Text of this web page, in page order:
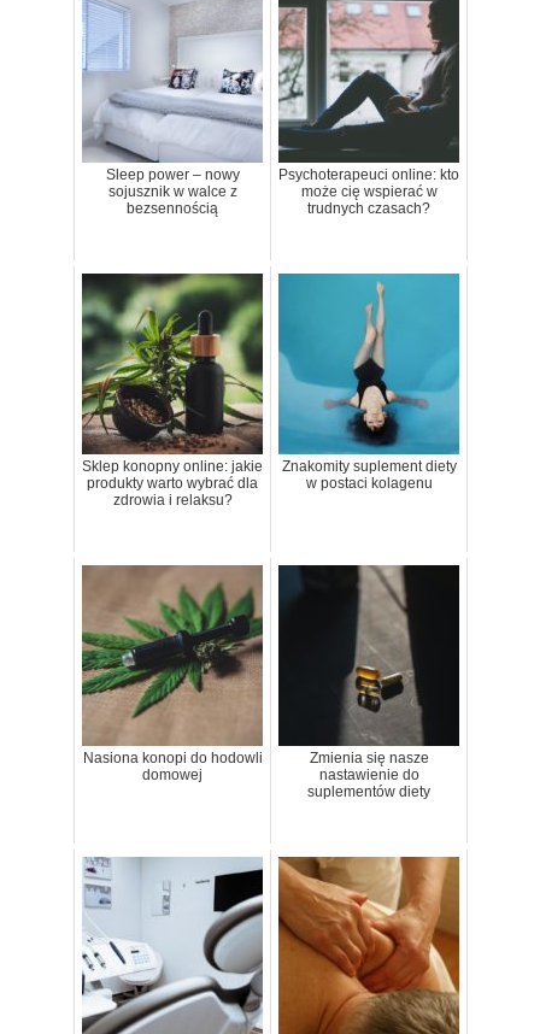
Sleep power – nowy
sojusznik w walce z
bezsennością
Psychoterapeuci online: kto
może cię wspierać w
trudnych czasach?
Sklep konopny online: jakie
produkty warto wybrać dla
zdrowia i relaksu?
Znakomity suplement diety
w postaci kolagenu
Nasiona konopi do hodowli
domowej
Zmienia się nasze
nastawienie do
suplementów diety